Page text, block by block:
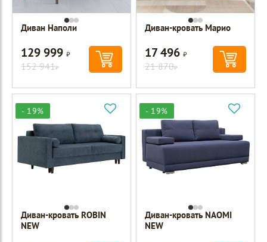
Диван Наполи
129 999Р
152 941Р
Диван-кровать Марио
17 496Р
21 870Р
- 19%
Диван-кровать ROBIN
NEW
- 19%
Диван-кровать NAOMI
NEW